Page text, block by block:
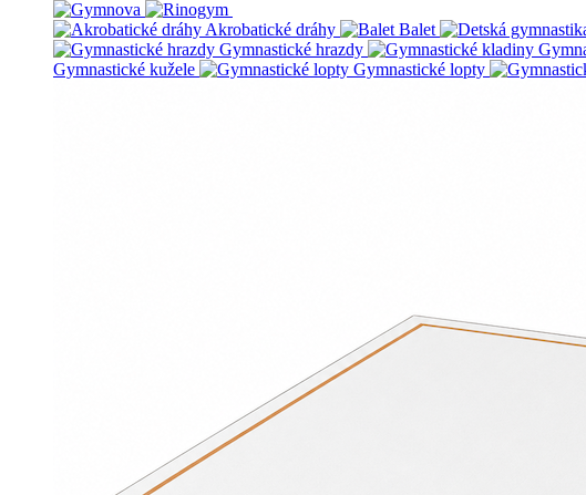
Akrobatické dráhy Balet
Gymnastické hrazdy
Gymnastické kužele
Gymnastické lopty